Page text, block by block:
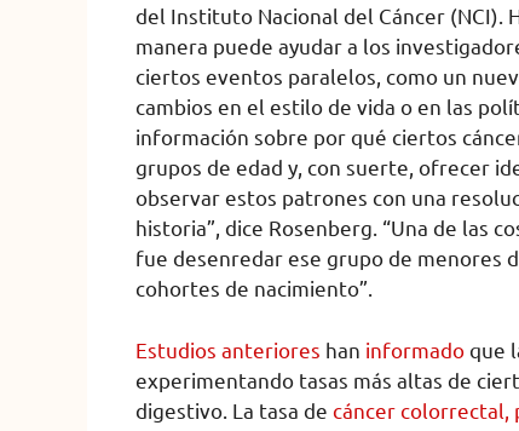
del Instituto Nacional del Cáncer (NCI).
manera puede ayudar a los
ciertos eventos paralelos, como un
cambios en el estilo de vida o en las
información sobre por qué ciertos
grupos de edad y, con suerte, ofrecer
observar estos patrones con una
historia”, dice Rosenberg. “Una de las
fue desenredar ese grupo de menores
cohortes de nacimiento”.
Estudios anteriores han informadoque
experimentando tasas más altas de
digestivo. La tasa de cáncer colorrectal,